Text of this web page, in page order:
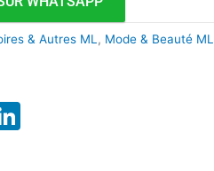
& Autres ML, Mode & Beauté ML